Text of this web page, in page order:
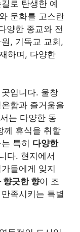
로 탄생한 예
문화를 고스란
양한 종교와 전
, 기독교 교회,
하며, 다양한
입니다. 울창
함과 즐거움을
는 다양한 동
께 휴식을 취할
특히 다양한
다. 현지에서
들에게 잊지
향긋한 향이 조
족시키는 특별